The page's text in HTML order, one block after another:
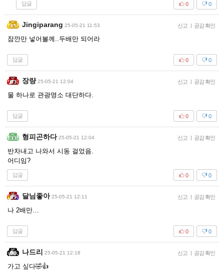
답글 0
0
Jingiparang 25-05-21 11:53 신고 | 공감 확인
잠깐만 넣어볼께..두배만 되어라
답글 0
0
장량 25-05-21 12:04 신고 | 공감 확인
물 하나로 관광명소 대단하다.
답글 0
0
형피곤하다 25-05-21 12:04 신고 | 공감 확인
반차내고 나와서 시동 걸었음.
어디임?
답글 0
0
달님좋아 25-05-21 12:11 신고 | 공감 확인
나 2배만…
답글 0
0
나드리 25-05-21 12:18 신고 | 공감 확인
가고 싶다🤣👍